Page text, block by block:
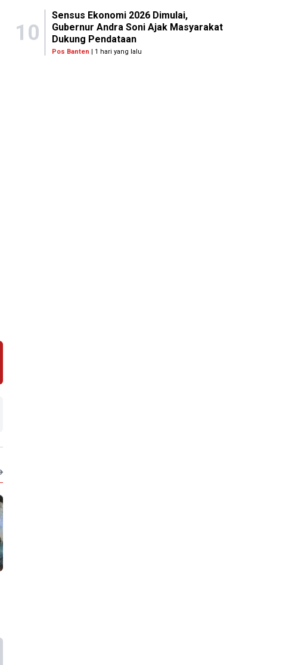
10
Sensus Ekonomi 2026 Dimulai,
Gubernur Andra Soni Ajak Masyarakat
Dukung Pendataan
Pos Banten | 1 hari yang lalu